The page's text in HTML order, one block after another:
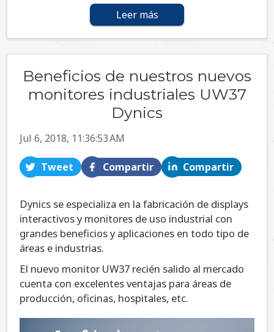
Leer más
Beneficios de nuestros nuevos
monitores industriales UW37
Dynics
Jul 6, 2018, 11:36:53 AM
Tweet Compartir Compartir
Dynics se especializa en la fabricación de displays
interactivos y monitores de uso industrial con
grandes beneficios y aplicaciones en todo tipo de
áreas e industrias.
El nuevo monitor UW37 recién salido al mercado
cuenta con excelentes ventajas para áreas de
producción, oficinas, hospitales, etc.